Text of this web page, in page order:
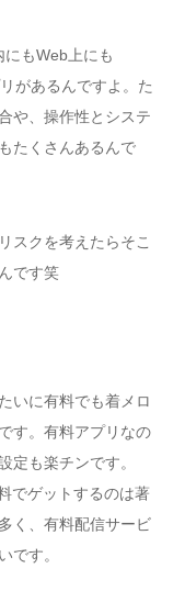
もWeb上にも
があるんですよ。た
や、操作性とシステ
たくさんあるんで
スクを考えたらそこ
です笑
いに有料でも着メロ
す。有料アプリなの
定も楽チンです。
でゲットするのは著
く、有料配信サービ
です。